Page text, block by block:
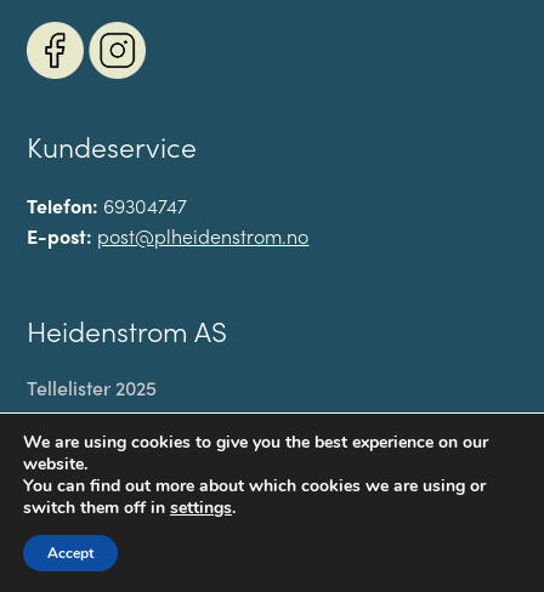
Kundeservice
Telefon: 69304747
E-post: post@plheidenstrom.no
Heidenstrom AS
Tellelister 2025
Til kassen
Handlekurv
Personvernerklæring
We are using cookies to give you the best experience on our
website.
You can find out more about which cookies we are using or
switch them off in settings.
Accept